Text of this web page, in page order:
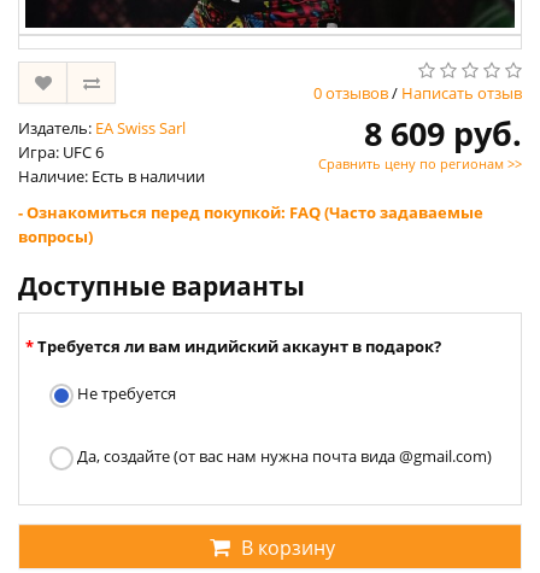
0 отзывов/ Написать отзыв
Издатель: EA Swiss Sarl
Игра: UFC 6
Наличие: Есть в наличии
8 609 руб.
Сравнить цену по регионам >>
- Ознакомиться перед покупкой: FAQ (Часто задаваемые
вопросы)
Доступные варианты
Требуется ли вам индийский аккаунт в подарок?
Не требуется
Да, создайте (от вас нам нужна почта вида @gmail.com)
В корзину